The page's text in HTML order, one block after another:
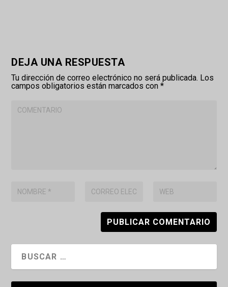
DEJA UNA RESPUESTA
Tu dirección de correo electrónico no será publicada. Los
campos obligatorios están marcados con*